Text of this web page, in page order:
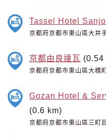
Tassel Hotel
京都府京都市東山區大井
京都由良達瓦 (0.54
京都府京都市東山區大橋
Gozan Hotel &
(0.6 km)
京都府京都市東山區三町